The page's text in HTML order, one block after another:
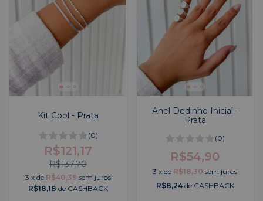
Kit Cool - Prata
(0)
R$121,17
R$137,70
3 x de R$40,39 sem juros
R$18,18 de CASHBACK
Anel Dedinho Inicial -
Prata
(0)
R$54,90
3 xde R$18,30 sem juros
R$8,24de CASHBACK